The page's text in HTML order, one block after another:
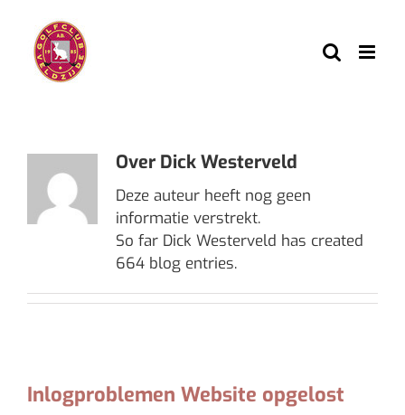
inhoud
Over Dick Westerveld
Deze auteur heeft nog geen
informatie verstrekt.
So far Dick Westerveld has created
664 blog entries.
Inlogproblemen Website opgelost